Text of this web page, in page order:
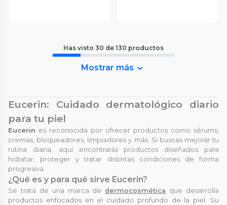
Has visto 30 de 130 productos
Mostrar más
Eucerin: Cuidado dermatológico diario
para tu piel
Eucerin es reconocida por ofrecer productos como sérums,
cremas, bloqueadores, limpiadores y más. Si buscas mejorar tu
rutina diaria, aquí encontrarás productos diseñados para
hidratar, proteger y tratar distintas condiciones de forma
progresiva.
¿Qué es y para qué sirve Eucerin?
Se trata de una marca de dermocosmética que desarrolla
productos enfocados en el cuidado profundo de la piel. Su